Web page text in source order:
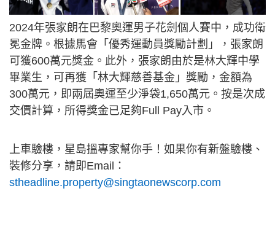
2024年張家朗在巴黎奧運男子花劍個人賽中，成功衛
冕金牌。根據馬會「優秀運動員獎勵計劃」，張家朗
可獲600萬元獎金。此外，張家朗由於是林大輝中學
畢業生，可再獲「林大輝慈善基金」獎勵，金額為
300萬元，即兩屆奧運至少淨袋1,650萬元。按是次成
交價計算，所得獎金已足夠Full Pay入市。
上車驗樓，星島搵專家幫你手！如果你有新盤驗樓、
裝修分享，請即Email：
stheadline.property@singtaonewscorp.com